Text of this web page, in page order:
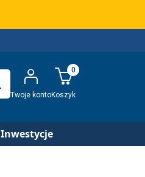
Twoje kontoKoszyk
0
Inwestycje